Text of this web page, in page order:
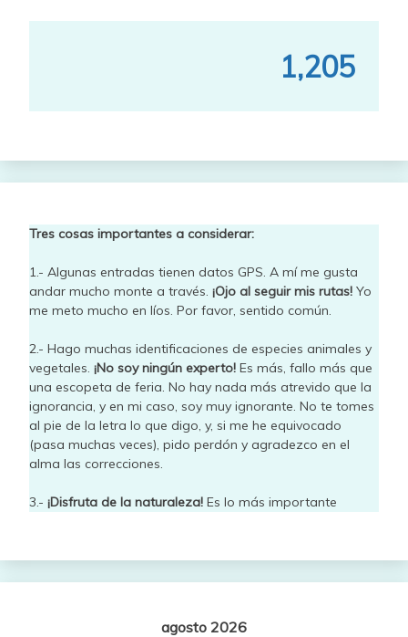
1,205
Tres cosas importantes a considerar:
1.- Algunas entradas tienen datos GPS. A mí me gusta
andar mucho monte a través. ¡Ojo al seguir mis rutas! Yo
me meto mucho en líos. Por favor, sentido común.
2.- Hago muchas identificaciones de especies animales y
vegetales. ¡No soy ningún experto! Es más, fallo más que
una escopeta de feria. No hay nada más atrevido que la
ignorancia, y en mi caso, soy muy ignorante. No te tomes
al pie de la letra lo que digo, y, si me he equivocado
(pasa muchas veces), pido perdón y agradezco en el
alma las correcciones.
3.- ¡Disfruta de la naturaleza! Es lo más importante
agosto 2026